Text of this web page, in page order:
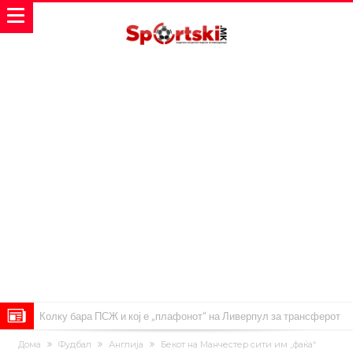
Колку бара ПСЖ и кој е „плафонот“ на Ливерпул за трансферот
ан Бредли Баркола?
Го победи Ѓоковиќ откако губеше со 0-2 на Ролан Гарос, а сега
Дома Фудбал Англија
Бекот на Манчестер сити им „фаќа“